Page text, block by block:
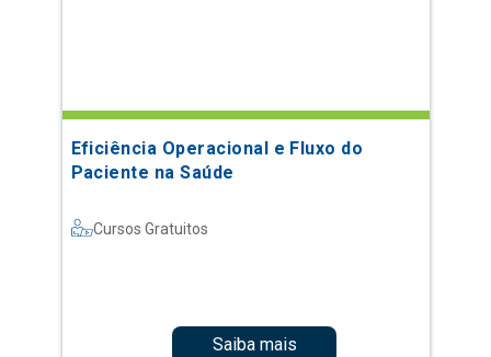
Eficiência Operacional e Fluxo do
Paciente na Saúde
Cursos Gratuitos
Saiba mais